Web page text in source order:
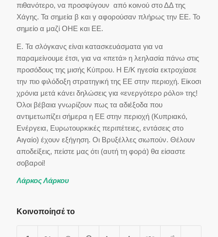
πιθανότερο, να προσφύγουν από κοινού στο ΔΔ της
Χάγης. Τα σημεία β και γ αφορούσαν πλήρως την ΕΕ. Το
σημείο α μαζί ΟΗΕ και ΕΕ.
Ε. Τα σλόγκανς είναι κατασκευάσματα για να
παραμείνουμε έτσι, για να «πετά» η λεηλασία πάνω στις
προσόδους της μισής Κύπρου. Η Ε/Κ ηγεσία εκτροχίασε
την πιο φιλόδοξη στρατηγική της ΕΕ στην περιοχή. Είκοσι
χρόνια μετά κάνει δηλώσεις για «ενεργότερο ρόλο» της!
Όλοι βέβαια γνωρίζουν πως τα αδιέξοδα που
αντιμετωπίζει σήμερα η ΕΕ στην περιοχή (Κυπριακό,
Ενέργεια, Ευρωτουρκικές περιπέτειες, εντάσεις στο
Αιγαίο) έχουν εξήγηση. Οι Βρυξέλλες σιωπούν. Θέλουν
αποδείξεις, πείστε μας ότι (αυτή τη φορά) θα είσαστε
σοβαροί!
Λάρκος Λάρκου
Κοινοποίησέ το